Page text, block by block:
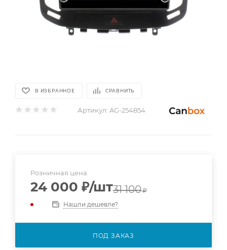
В ИЗБРАННОЕ СРАВНИТЬ
Артикул: AG-254854
Розничная цена
24 000 ₽/шт31 100₽
Нашли дешевле?
ПОД ЗАКАЗ